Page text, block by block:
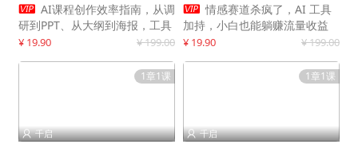
 AI课程创作效率指南，从调
研到PPT、从大纲到海报，工具
赋能，打造可持续变现产品线
¥ 19.90 ¥ 199.00
 情感赛道杀疯了，AI 工具
加持，小白也能躺赚流量收益
¥ 19.90 ¥ 199.00
1章1课
 千启
1章1课
 千启